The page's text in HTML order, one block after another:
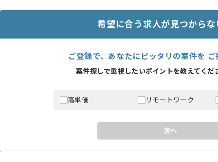
希望に合う求人が見つから
ご登録で、あなたにピッタリの案件を
案件探しで重視したいポイントを教えてくだ
高単価 リモートワーク
次へ